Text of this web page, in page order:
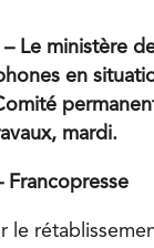
– Le ministère
en
mardi.
Francopresse
le